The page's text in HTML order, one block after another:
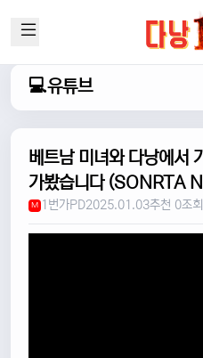
💻유튜브
베트남 미녀와 다낭에서
가봤습니다 (SONRTA
M 1번가PD2025.01.03추천 0조